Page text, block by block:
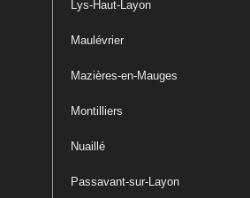
Lys-Haut-Layon
Maulévrier
Mazières-en-Mauges
Montilliers
Nuaillé
Passavant-sur-Layon